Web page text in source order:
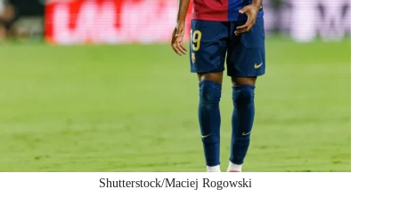
Shutterstock/Maciej Rogowski